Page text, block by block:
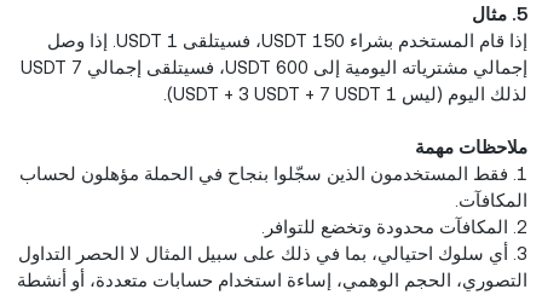
5. مثال
إذا قام المستخدم بشراء 150 USDT، فسيتلقى 1 USDT. إذا وصل
إجمالي مشترياته اليومية إلى 600 USDT، فسيتلقى إجمالي 7 USDT
لذلك اليوم (ليس 1 USDT + 3 USDT + 7 USDT).
ملاحظات مهمة
1. فقط المستخدمون الذين سجّلوا بنجاح في الحملة مؤهلون لحساب
المكافآت.
2. المكافآت محدودة وتخضع للتوافر.
3. أي سلوك احتيالي، بما في ذلك على سبيل المثال لا الحصر التداول
التصوري، الحجم الوهمي، إساءة استخدام حسابات متعددة، أو أنشطة